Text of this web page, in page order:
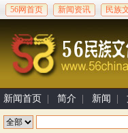
56网首页 新闻资讯 民族
新闻首页 简介 新闻